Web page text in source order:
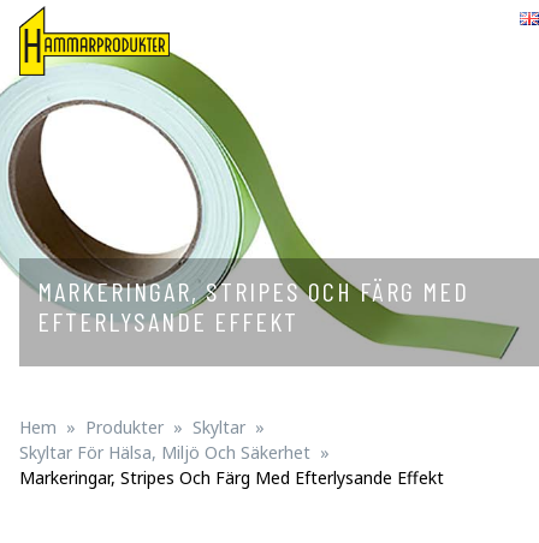
MARKERINGAR, STRIPES OCH FÄRG MED
EFTERLYSANDE EFFEKT
Hem Produkter
Skyltar
Skyltar För Hälsa, Miljö Och Säkerhet
Markeringar, Stripes Och Färg Med Efterlysande Effekt